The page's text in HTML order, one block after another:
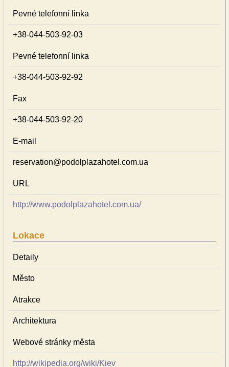
Pevné telefonní linka
+38-044-503-92-03
Pevné telefonní linka
+38-044-503-92-92
Fax
+38-044-503-92-20
E-mail
reservation@podolplazahotel.com.ua
URL
http://www.podolplazahotel.com.ua/
Lokace
Detaily
Město
Atrakce
Architektura
Webové stránky města
http://wikipedia.org/wiki/Kiev